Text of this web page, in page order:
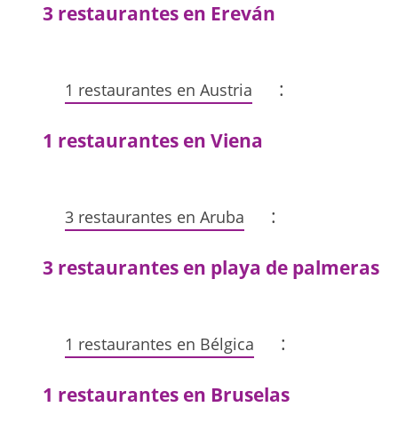
3 restaurantes en Ereván
1 restaurantes en Austria :
1 restaurantes en Viena
3 restaurantes en Aruba :
3 restaurantes en playa de palmeras
1 restaurantes en Bélgica :
1 restaurantes en Bruselas